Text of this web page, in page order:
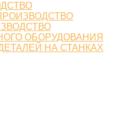
ОБОРУДОВАНИЯ
НА СТАНКАХ